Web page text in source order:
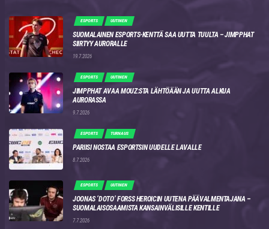
ESPORTS UUTINEN
SUOMALAINEN ESPORTS-KENTTÄ SAA UUTTA TUULTA – JIMPPHAT
SIIRTYY AURORALLE
19.7.2026
ESPORTS UUTINEN
JIMPPHAT AVAA MOUZ:STA LÄHTÖÄÄN JA UUTTA ALKUA
AURORASSA
9.7.2026
ESPORTS TURNAUS
PARIISI NOSTAA ESPORTSIN UUDELLE LAVALLE
8.7.2026
ESPORTS UUTINEN
JOONAS ‘DOTO’ FORSS HEROICIN UUTENA PÄÄVALMENTAJANA –
SUOMALAISOSAAMISTA KANSAINVÄLISILLE KENTILLE
7.7.2026